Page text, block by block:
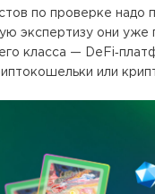
по проверке надо
экспертизу они уже
класса —
или